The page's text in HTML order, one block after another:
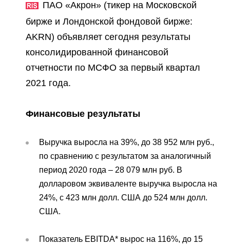
ПАО «Дорогобуж»
АО «Агронова»
Yong Sheng Feng
Качество
Система питания
Торгово-сбытовая политика
Акционерам
Раскрытие информации
Информация для инвесторов
Аналитикам
Оценка условий труда
Окружающая среда
Национальный Институт
Пресс-центр
Пресс-релизы
Логотипы
Фотогалерея
Карьера
Вакансии
Практика
Контакты
ПАО «Акрон» (тикер на Московской
бирже и Лондонской фондовой бирже:
AKRN) объявляет сегодня результаты
консолидированной финансовой
отчетности по МСФО за первый квартал
2021 года.
Финансовые результаты
Выручка выросла на 39%, до 38 952 млн руб.,
по сравнению с результатом за аналогичный
период 2020 года – 28 079 млн руб. В
долларовом эквиваленте выручка выросла на
24%, с 423 млн долл. США до 524 млн долл.
США.
Показатель EBITDA* вырос на 116%, до 15